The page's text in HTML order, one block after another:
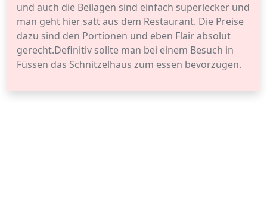
und auch die Beilagen sind einfach superlecker und
man geht hier satt aus dem Restaurant. Die Preise
dazu sind den Portionen und eben Flair absolut
gerecht.Definitiv sollte man bei einem Besuch in
Füssen das Schnitzelhaus zum essen bevorzugen.